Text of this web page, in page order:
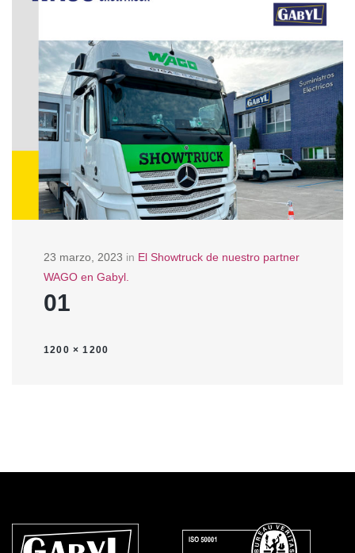
23 marzo, 2023 in El Showtruck de nuestro partner
WAGO en Gabyl.
01
1200 × 1200